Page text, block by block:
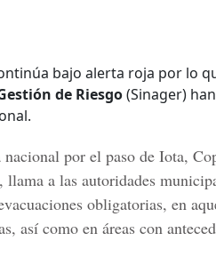
bajo alerta roja por lo
de Riesgo(Sinager)
por el paso de Iota,
a las autoridades
obligatorias, en
así como en áreas con